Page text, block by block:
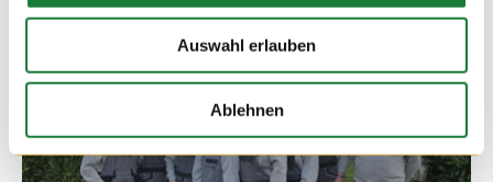
Auswahl erlauben
Ablehnen